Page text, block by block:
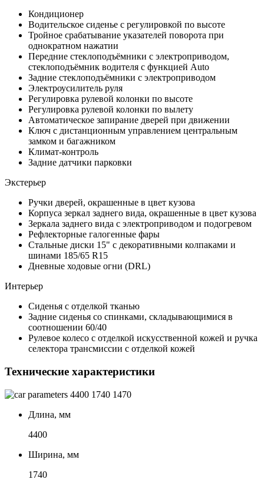
Кондиционер
Водительское сиденье с регулировкой по высоте
Тройное срабатывание указателей поворота при
однократном нажатии
Передние стеклоподъёмники с электроприводом,
стеклоподъёмник водителя с функцией Auto
Задние стеклоподъёмники с электроприводом
Электроусилитель руля
Регулировка рулевой колонки по высоте
Регулировка рулевой колонки по вылету
Автоматическое запирание дверей при движении
Ключ с дистанционным управлением центральным
замком и багажником
Климат-контроль
Задние датчики парковки
Экстерьер
Ручки дверей, окрашенные в цвет кузова
Корпуса зеркал заднего вида, окрашенные в цвет кузова
Зеркала заднего вида с электроприводом и подогревом
Рефлекторные галогенные фары
Стальные диски 15" с декоративными колпаками и
шинами 185/65 R15
Дневные ходовые огни (DRL)
Интерьер
Сиденья с отделкой тканью
Задние сиденья со спинками, складывающимися в
соотношении 60/40
Рулевое колесо с отделкой искусственной кожей и ручка
селектора трансмиссии с отделкой кожей
Технические характеристики
4400 1740 1470
Длина, мм
4400
Ширина, мм
1740